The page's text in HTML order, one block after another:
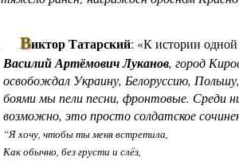
Виктор Татарский: «К истории
Василий Артёмович Луканов, город
освобождал Украину, Белоруссию,
боями мы пели песни, фронтовые. Среди
возможно, это просто солдатское
“Я хочу, чтобы ты меня встретила,
Как обычно, без грусти и слёз,